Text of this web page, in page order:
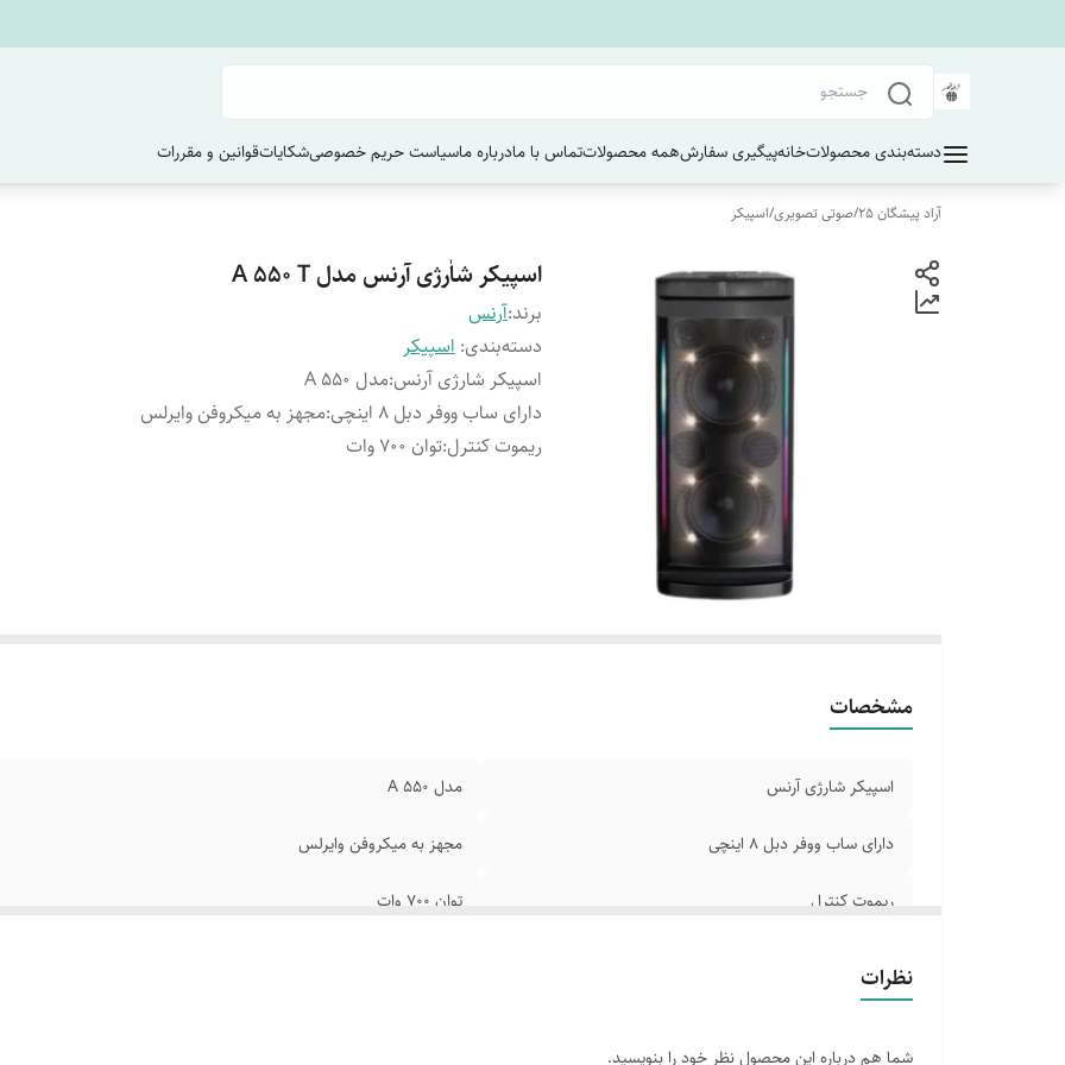
دسته‌بندی محصولاتخانهپیگیری سفارشهمه محصولاتتماس با مادرباره ماسیاست حریم خصوصیشکایاتقوانین و مقررات
آراد پیشگان 25 /صوتی تصویری/اسپیکر
اسپیکر شاٰرژی آرنس مدل A 550 T
برند:آرنس
دسته‌بندی: اسپیکر
اسپیکر شارژی آرنس:مدل 550 A
دارای ساب ووفر دبل 8 اینچی
:مجهز به میکروفن وایرلس
ریموت کنترل:توان 700 وات
مشخصات
اسپیکر شارژی آرنس مدل 550 A
دارای ساب ووفر دبل 8 اینچی مجهز به میکروفن وایرلس
ریموت کنترل توان 700 وات
نظرات
شما هم درباره این محصول نظر خود را بنویسید.